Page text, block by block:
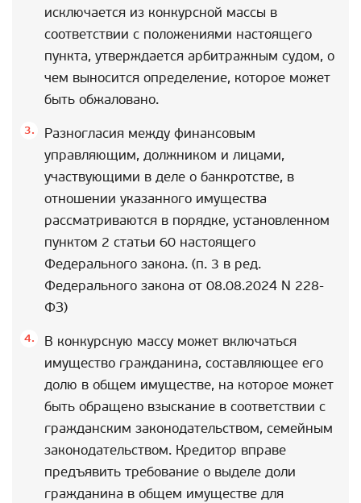
исключается из конкурсной массы в
соответствии с положениями настоящего
пункта, утверждается арбитражным судом, о
чем выносится определение, которое может
быть обжаловано.
Разногласия между финансовым
управляющим, должником и лицами,
участвующими в деле о банкротстве, в
отношении указанного имущества
рассматриваются в порядке, установленном
пунктом 2 статьи 60 настоящего
Федерального закона. (п. 3 в ред.
Федерального закона от 08.08.2024 N 228-
ФЗ)
В конкурсную массу может включаться
имущество гражданина, составляющее его
долю в общем имуществе, на которое может
быть обращено взыскание в соответствии с
гражданским законодательством, семейным
законодательством. Кредитор вправе
предъявить требование о выделе доли
гражданина в общем имуществе для